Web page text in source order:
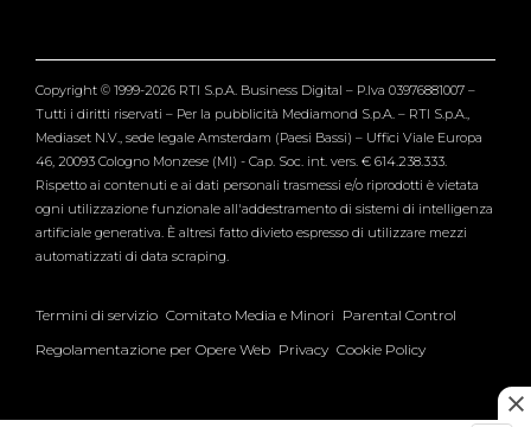
Verissimo
Copyright © 1999-2026 RTI S.p.A. Business Digital – P.Iva 03976881007 –
Tutti i diritti riservati – Per la pubblicità Mediamond S.p.A. – RTI S.p.A.,
Mediaset N.V., sede legale Amsterdam (Paesi Bassi) – Uffici Viale Europa
46, 20093 Cologno Monzese (MI) - Cap. Soc. int. vers. € 614.238.333.
Rispetto ai contenuti e ai dati personali trasmessi e/o riprodotti è vietata
ogni utilizzazione funzionale all'addestramento di sistemi di intelligenza
artificiale generativa. È altresì fatto divieto espresso di utilizzare mezzi
automatizzati di data scraping.
Termini di servizio Comitato Media e Minori Parental Control
Regolamentazione per Opere Web Privacy Cookie Policy